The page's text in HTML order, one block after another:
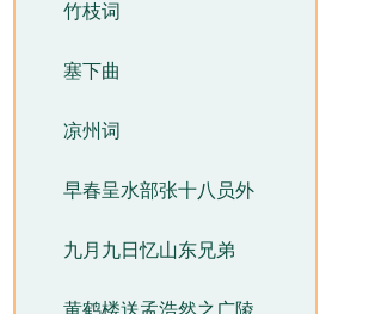
竹枝词
塞下曲
凉州词
早春呈水部张十八员外
九月九日忆山东兄弟
黄鹤楼送孟浩然之广陵